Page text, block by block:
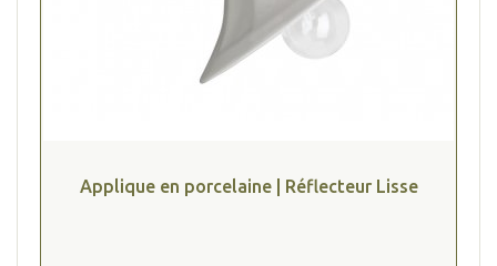
Applique en porcelaine | Réflecteur Lisse